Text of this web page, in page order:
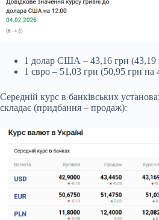
1 долар США – 43,16 грн (43,19
1 євро – 51,03 грн (50,95 грн на
Середній курс в банківських
складає (придбання – продаж):